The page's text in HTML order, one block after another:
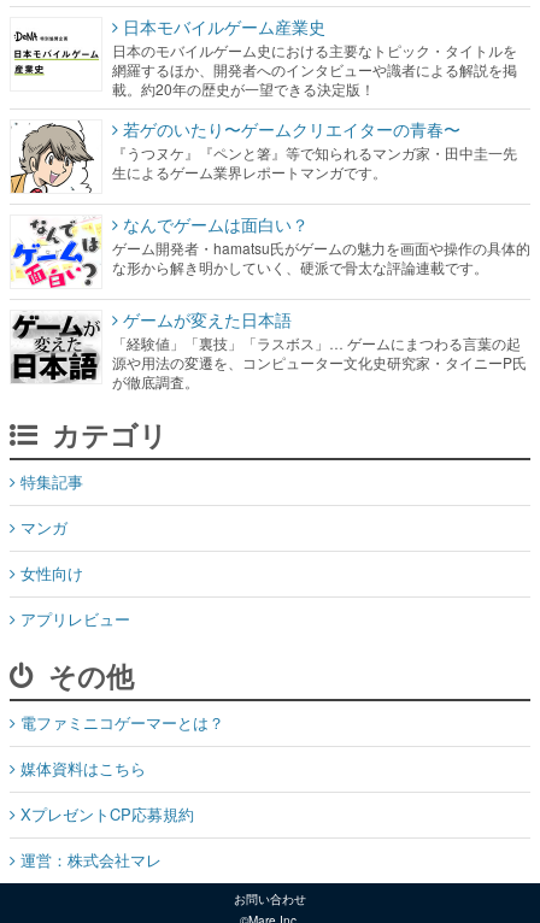
日本モバイルゲーム産業史
日本のモバイルゲーム史における主要なトピック・タイトルを
網羅するほか、開発者へのインタビューや識者による解説を掲
載。約20年の歴史が一望できる決定版！
若ゲのいたり〜ゲームクリエイターの青春〜
『うつヌケ』『ペンと箸』等で知られるマンガ家・田中圭一先
生によるゲーム業界レポートマンガです。
なんでゲームは面白い？
ゲーム開発者・hamatsu氏がゲームの魅力を画面や操作の具体的
な形から解き明かしていく、硬派で骨太な評論連載です。
ゲームが変えた日本語
「経験値」「裏技」「ラスボス」… ゲームにまつわる言葉の起
源や用法の変遷を、コンピューター文化史研究家・タイニーP氏
が徹底調査。
カテゴリ
特集記事
マンガ
女性向け
アプリレビュー
その他
電ファミニコゲーマーとは？
媒体資料はこちら
XプレゼントCP応募規約
運営：株式会社マレ
お問い合わせ